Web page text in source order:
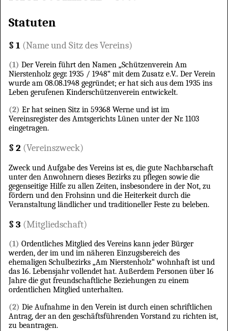
Statuten
§ 1 (Name und Sitz des Vereins)
(1) Der Verein führt den Namen „Schützenverein Am
Nierstenholz gegr. 1935 / 1948“ mit dem Zusatz e.V.. Der Verein
wurde am 08.08.1948 gegründet; er hat sich aus dem 1935 ins
Leben gerufenen Kinderschützenverein entwickelt.
(2) Er hat seinen Sitz in 59368 Werne und ist im
Vereinsregister des Amtsgerichts Lünen unter der Nr. 1103
eingetragen.
§ 2 (Vereinszweck)
Zweck und Aufgabe des Vereins ist es, die gute Nachbarschaft
unter den Anwohnern dieses Bezirks zu pflegen sowie die
gegenseitige Hilfe zu allen Zeiten, insbesondere in der Not, zu
fördern und den Frohsinn und die Heiterkeit durch die
Veranstaltung ländlicher und traditioneller Feste zu beleben.
§ 3 (Mitgliedschaft)
(1) Ordentliches Mitglied des Vereins kann jeder Bürger
werden, der im und im näheren Einzugsbereich des
ehemaligen Schulbezirks „Am Nierstenholz“ wohnhaft ist und
das 16. Lebensjahr vollendet hat. Außerdem Personen über 16
Jahre die gut freundschaftliche Beziehungen zu einem
ordentlichen Mitglied unterhalten.
(2) Die Aufnahme in den Verein ist durch einen schriftlichen
Antrag, der an den geschäftsführenden Vorstand zu richten ist,
zu beantragen.